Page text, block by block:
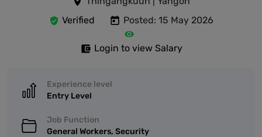
Verified
Posted: 15 May 2026
Login to view Salary
Experience level
Entry Level
Job Function
General Workers, Security